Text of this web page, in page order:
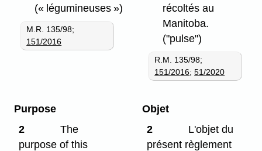
(« légumineuses »)
M.R. 135/98;
151/2016
récoltés au
Manitoba.
("pulse")
R.M. 135/98;
151/2016;51/2020
Purpose
2
The
purpose of this
Objet
2
L'objet du
présent règlement